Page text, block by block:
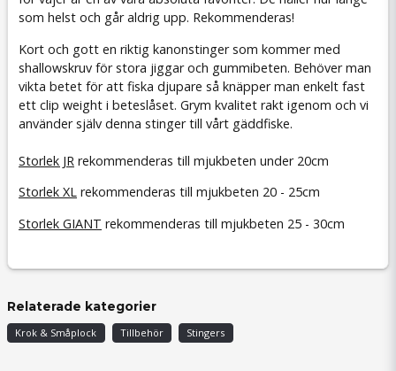
som helst och går aldrig upp. Rekommenderas!
Kort och gott en riktig kanonstinger som kommer med
shallowskruv för stora jiggar och gummibeten. Behöver man
vikta betet för att fiska djupare så knäpper man enkelt fast
ett clip weight i beteslåset. Grym kvalitet rakt igenom och vi
använder själv denna stinger till vårt gäddfiske.
Storlek JR rekommenderas till mjukbeten under 20cm
Storlek XL rekommenderas till mjukbeten 20 - 25cm
Storlek GIANT rekommenderas till mjukbeten 25 - 30cm
Relaterade kategorier
Krok & Småplock Tillbehör Stingers